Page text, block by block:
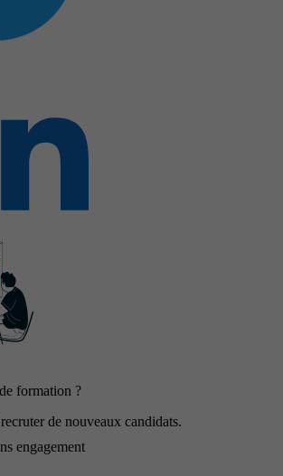
formation ?
de nouveaux candidats.
engagement